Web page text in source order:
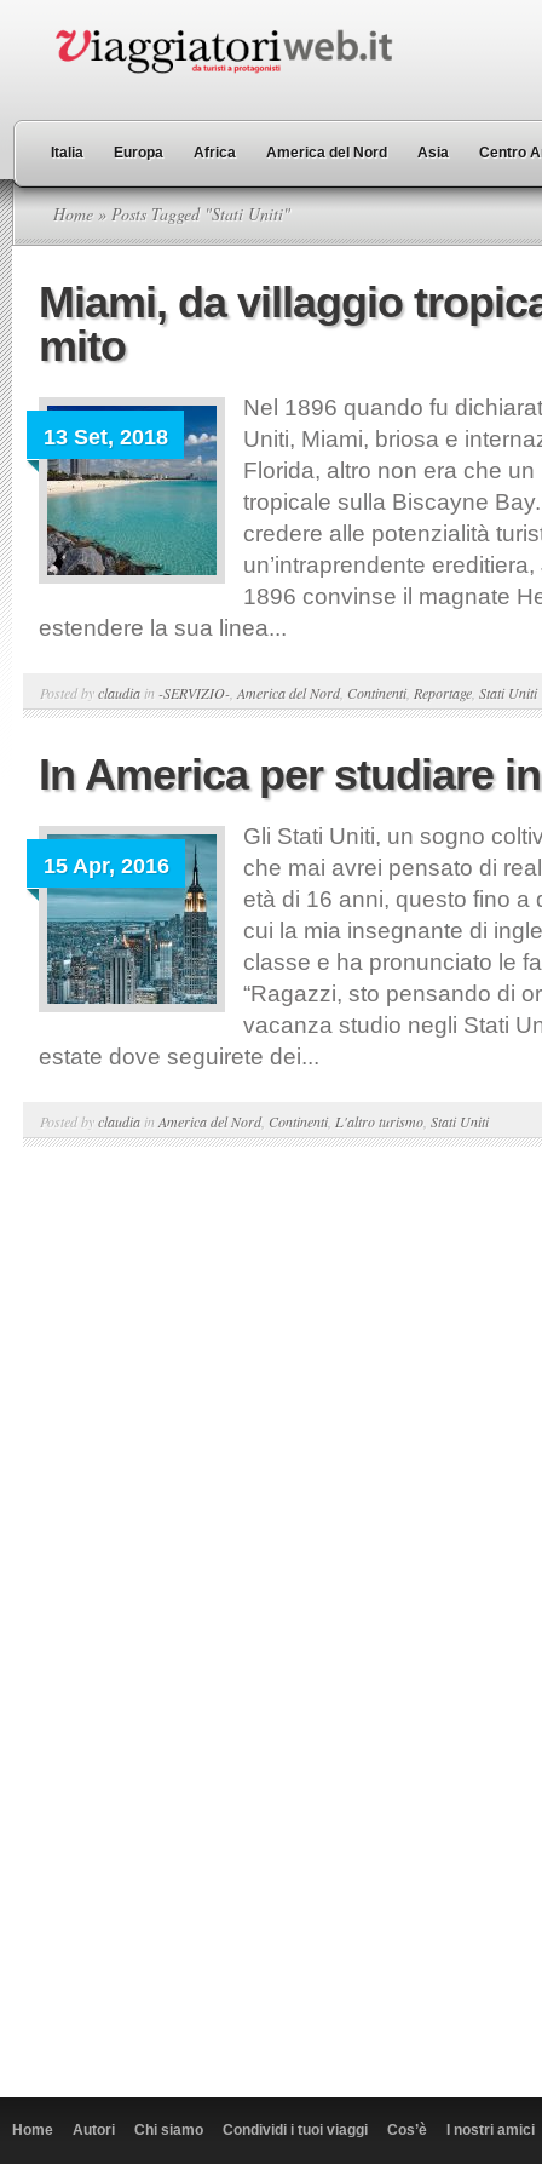
Italia Europa Africa America del Nord Asia Centro
Home » Posts Tagged "Stati Uniti"
Miami, da villaggio
mito
13 Set, 2018
Nel 1896 quando fu
Uniti, Miami, briosa e
Florida, altro non era che
tropicale sulla Biscayne
credere alle potenzialità
un’intraprendente
1896 convinse il magnate
estendere la sua linea...
Posted byclaudia in -SERVIZIO- America del Nord, Continenti, Reportage Stati Uniti
In America per studiare
15 Apr, 2016
Gli Stati Uniti, un sogno
che mai avrei pensato di
età di 16 anni, questo fino a
cui la mia insegnante di
classe e ha pronunciato le
“Ragazzi, sto pensando di
vacanza studio negli Stati
estate dove seguirete dei...
Posted byclaudia in America del Nord, Continenti, L'altro turismo Stati Uniti
Home Autori Chi siamo Condividi i tuoi viaggi Cos’è I nostri amici